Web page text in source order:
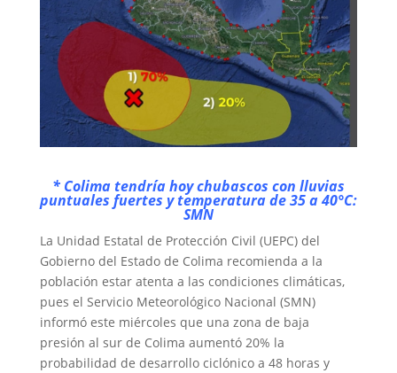
* Colima tendría hoy chubascos con lluvias
puntuales fuertes y temperatura de 35 a 40°C:
SMN
La Unidad Estatal de Protección Civil (UEPC) del
Gobierno del Estado de Colima recomienda a la
población estar atenta a las condiciones climáticas,
pues el Servicio Meteorológico Nacional (SMN)
informó este miércoles que una zona de baja
presión al sur de Colima aumentó 20% la
probabilidad de desarrollo ciclónico a 48 horas y